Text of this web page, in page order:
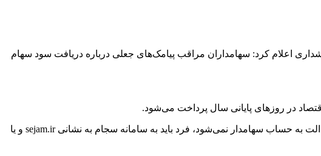
اعلام کرد: سهامداران مراقب پیامک‌های جعلی درباره دریافت سود سهام
در روزهای پایانی سال پرداخت می‌شود.
حاجی‌وند تصریح کرد: برای هیچ یک از خدمات سهام عدالت پیامک یا آدرس درگاه اینترنتی فرستاده نمی‌شود و اگر سود سهام عدالت به حساب سهامدار نمی‌شود، فرد باید به سامانه سجام به نشانی sejam.ir و یا